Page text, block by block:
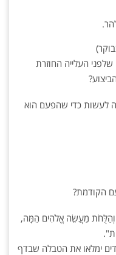
העלייה החוזרת
לעשות כדי שהפעם הוא
הקודמת?
מַעֲשֵׂה אֱלֹהִים הֵמָּה,
ימלאו את הטבלה שבדף